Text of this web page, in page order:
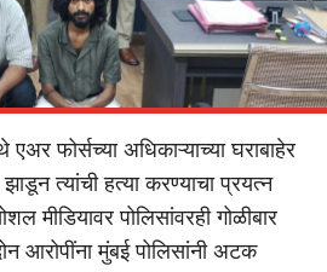
फोर्सच्या अधिकाऱ्याच्या घराबाहेर
त्यांची हत्या करण्याचा प्रयत्न
मीडियावर पोलिसांवरही गोळीबार
आरोपींना मुंबई पोलिसांनी अटक